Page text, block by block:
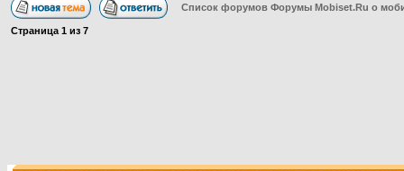
Список форумов Форумы Mobiset.Ru о
Страница 1 из 7